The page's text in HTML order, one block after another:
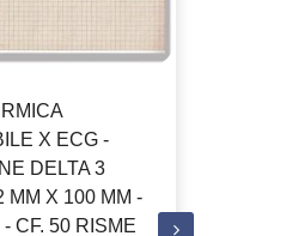
X ECG -
DELTA 3
MM X 100 MM -
CF. 50 RISME